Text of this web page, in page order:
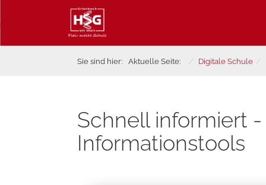
Sie sind hier: Aktuelle Seite: Digitale Schule
Schnell informiert
Informationstools